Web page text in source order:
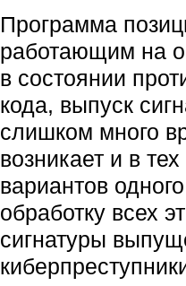
Программа
работающим на
в состоянии
кода, выпуск
слишком много
возникает и в
вариантов
обработку всех
сигнатуры